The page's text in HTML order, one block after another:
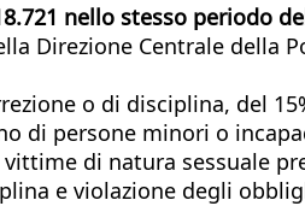
nello stesso periodo
Direzione Centrale della
o di disciplina, del
di persone minori o
di natura sessuale
e violazione degli